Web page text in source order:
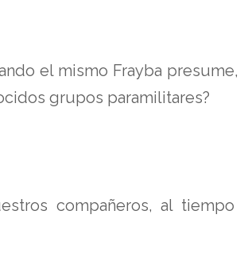
el mismo Frayba
grupos paramilitares?
compañeros, al